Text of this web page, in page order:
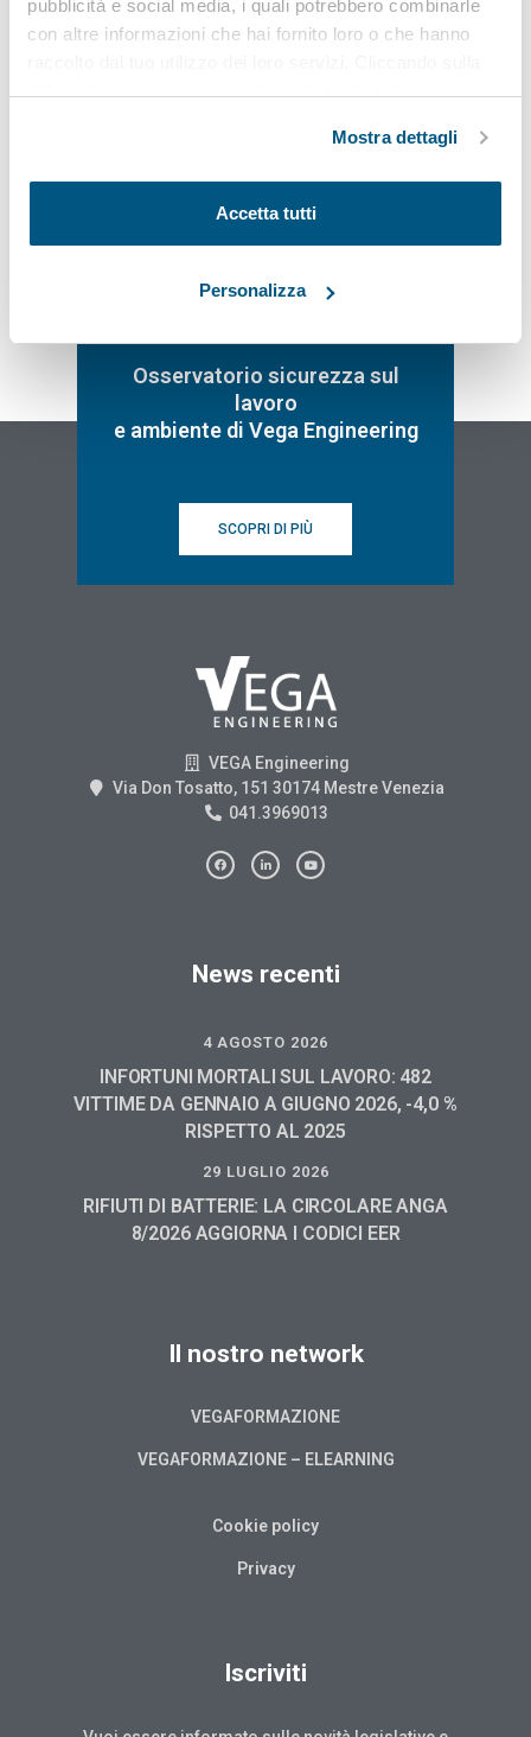
pubblicità e social media, i quali potrebbero combinarle
con altre informazioni che hai fornito loro o che hanno
Mostra dettagli
Accetta tutti
Personalizza
Notizie, Modulistica e Linee Guida gratuite per
rimanere sempre aggiornato sulle novità legislative
Osservatorio sicurezza sul
lavoro
e ambiente di Vega Engineering
SCOPRI DI PIÙ
VEGA Engineering
Via Don Tosatto, 151 30174 Mestre Venezia
041.3969013
News recenti
4 AGOSTO 2026
INFORTUNI MORTALI SUL LAVORO: 482
VITTIME DA GENNAIO A GIUGNO 2026, -4,0 %
RISPETTO AL 2025
29 LUGLIO 2026
RIFIUTI DI BATTERIE: LA CIRCOLARE ANGA
8/2026 AGGIORNA I CODICI EER
Il nostro network
VEGAFORMAZIONE
VEGAFORMAZIONE – ELEARNING
Cookie policy
Privacy
Iscriviti